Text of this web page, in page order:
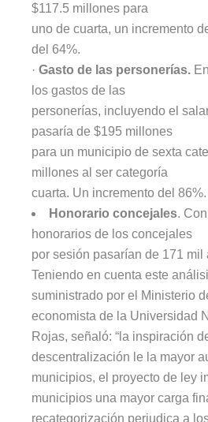
$117.5 millones para
uno de cuarta, un incremento
del 64%.
·Gasto de las personerías.
los gastos de las
personerías, incluyendo el
pasaría de $195 millones
para un municipio de sexta
millones al ser categoría
cuarta. Un incremento del 86%.
Honorario concejales.
honorarios de los concejales
por sesión pasarían de 171 mil
Teniendo en cuenta este
suministrado por el Ministerio
economista de la Universidad
Rojas, señaló: “la inspiración
descentralización le la mayor
municipios, el proyecto de ley
municipios una mayor carga
recategorización perjudica a